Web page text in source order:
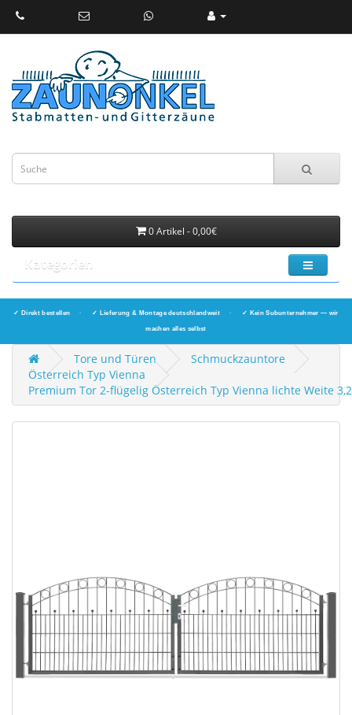
0 Artikel - 0,00€
Kategorien
✓ Direkt bestellen · ✓ Lieferung & Montage deutschlandweit · ✓ Kein Subunternehmer — wir
machen alles selbst
Tore und Türen
Schmuckzauntore
Österreich Typ Vienna
Premium Tor 2-flügelig Österreich Typ Vienna lichte Weite